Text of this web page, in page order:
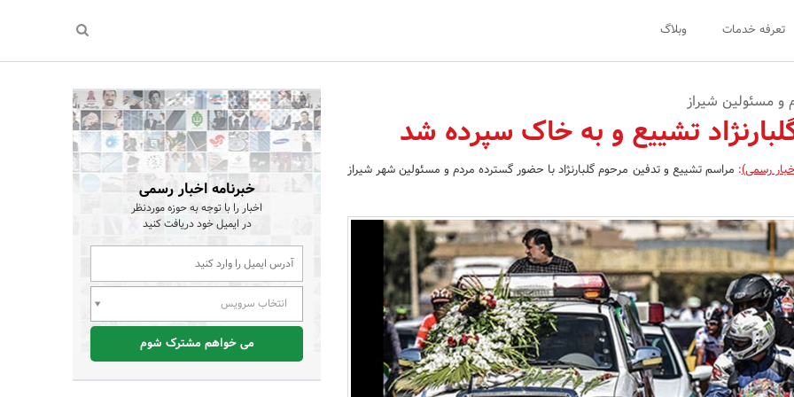
تعرفه خدمات وبلاگ
و مسئولین شیراز
تشییع و به خاک سپرده شد
رسمی): مراسم تشییع و تدفین مرحوم گلبارنژاد با حضور گسترده مردم و مسئولین شهر شیراز
خبرنامه اخبار رسمی
اخبار را با توجه به حوزه موردنظر
در ایمیل خود دریافت کنید
انتخاب سرویس
می خواهم مشترک شوم